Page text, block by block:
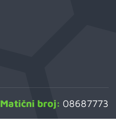
Matični broj: 08687773